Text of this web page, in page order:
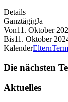
Details
GanztägigJa
Von11. Oktober
Bis11. Oktober
Kalender
Die nächsten
Aktuelles